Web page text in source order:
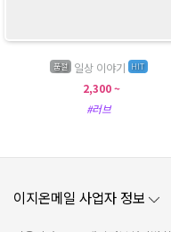
품절 일상 이야기 HIT
2,300 ~
#러브
이지온메일 사업자 정보